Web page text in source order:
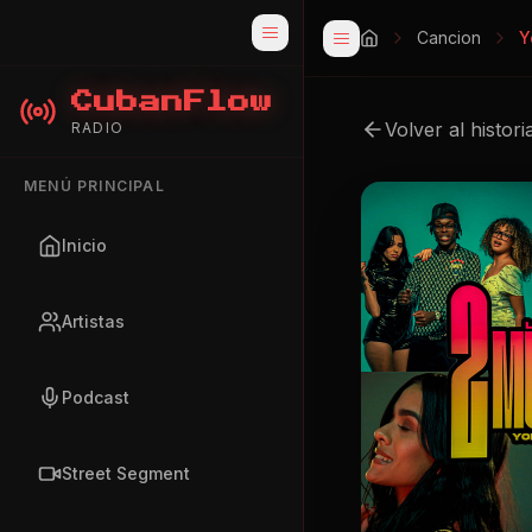
CubanFlow
RADIO
MENÚ PRINCIPAL
Inicio
Artistas
Podcast
Street Segment
Cancion
Volver al